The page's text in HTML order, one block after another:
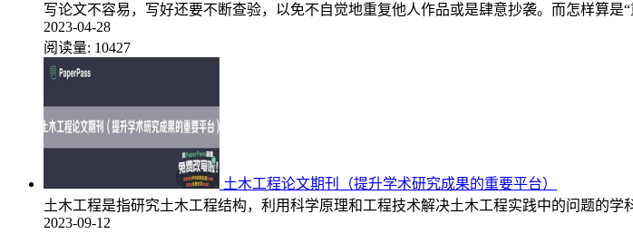
写论文不容易，写好还要不断查验，以免不自觉地重复他人作品或是肆意抄袭。而怎样算是
2023-04-28
阅读量: 10427
土木工程论文期刊（提升学术研究成果的重要平台）
土木工程是指研究土木工程结构，利用科学原理和工程技术解决土木工程实践中的问题的
2023-09-12